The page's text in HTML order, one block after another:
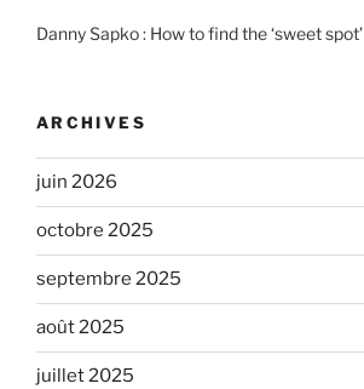
Danny Sapko : How to find the ‘sweet spot’
ARCHIVES
juin 2026
octobre 2025
septembre 2025
août 2025
juillet 2025